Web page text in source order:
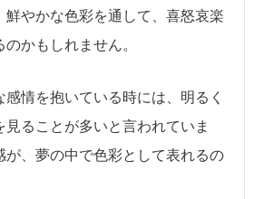
鮮やかな色彩を通して、喜怒哀楽
かもしれません。
情を抱いている時には、明るく
ることが多いと言われていま
が、夢の中で色彩として表れるの